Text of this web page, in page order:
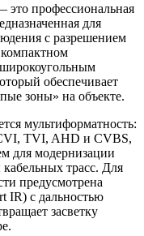
профессиональная
для
с разрешением
обеспечивает
зоны» на объекте.
мультиформатность:
TVI, AHD и CVBS,
для модернизации
трасс. Для
предусмотрена
IR) с дальностью
засветку